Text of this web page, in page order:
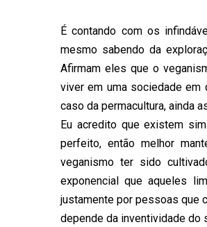
É contando com os
mesmo sabendo da
Afirmam eles que o
viver em uma sociedade
caso da permacultura, ainda
Eu acredito que existem
perfeito, então melhor
veganismo ter sido
exponencial que aqueles
justamente por pessoas que
depende da inventividade do